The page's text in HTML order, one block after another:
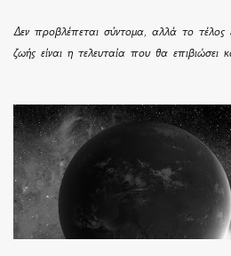
Δεν προβλέπεται σύντομα, αλλά το τέλος
ζωής είναι η τελευταία που θα επιβιώσει